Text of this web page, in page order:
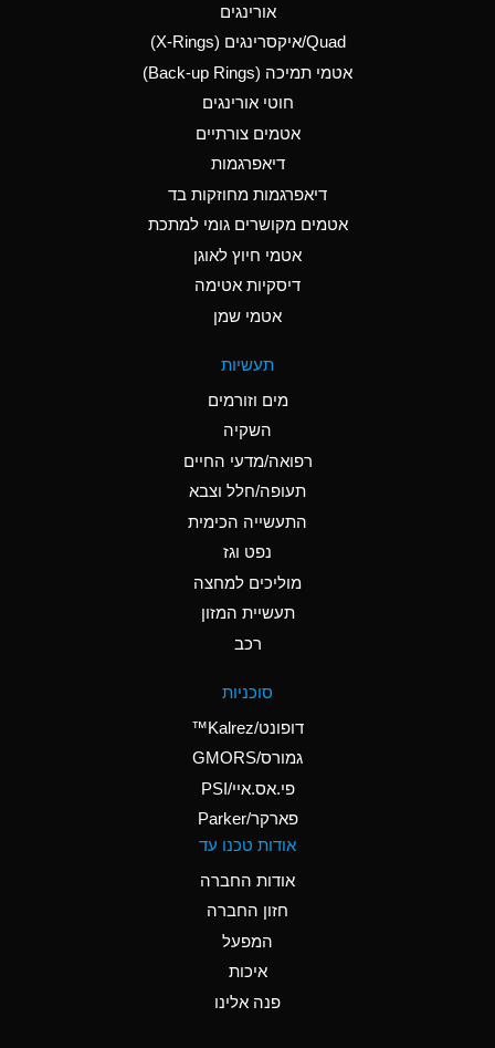
Aluminum Nitrate
(Aqueous)
Aluminum Phosphate
Ammonia Anhydrous
B
Ammonia Gas (cold)
A
Ammonia Gas (hot)
Ammonium Hydroxide
D
Ammonium Nitrate
Ammonium Nitrite
Ammonium Persulfate
Ammonium Phosphate
A
Ammonium Sulfate
A
Amyl Acetate (Banana
אורינגים
Quad/איקסרינגים (X-Rings)
אטמי תמיכה (Back-up Rings)
חוטי אורינגים
אטמים צורתיים
דיאפרגמות
דיאפרגמות מחוזקות בד
אטמים מקושרים גומי למתכת
אטמי חיוץ לאוגן
דיסקיות אטימה
אטמי שמן
תעשיות
מים וזורמים
השקיה
רפואה/מדעי החיים
תעופה/חלל וצבא
התעשייה הכימית
נפט וגז
מוליכים למחצה
תעשיית המזון
רכב
סוכניות
דופונט/Kalrez™
גמורס/GMORS
פי.אס.איי/PSI
פארקר/Parker
אודות טכנו עד
אודות החברה
חזון החברה
המפעל
איכות
פנה אלינו